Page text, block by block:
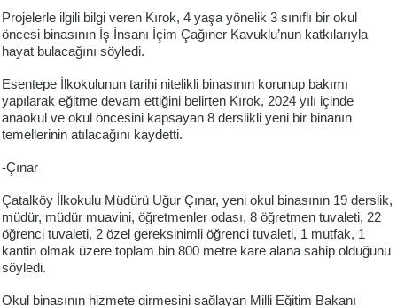
Projelerle ilgili bilgi veren Kırok, 4 yaşa yönelik 3 sınıflı bir okul
öncesi binasının İş İnsanı İçim Çağıner Kavuklu’nun katkılarıyla
hayat bulacağını söyledi.
Esentepe İlkokulunun tarihi nitelikli binasının korunup bakımı
yapılarak eğitme devam ettiğini belirten Kırok, 2024 yılı içinde
anaokul ve okul öncesini kapsayan 8 derslikli yeni bir binanın
temellerinin atılacağını kaydetti.
-Çınar
Çatalköy İlkokulu Müdürü Uğur Çınar, yeni okul binasının 19 derslik,
müdür, müdür muavini, öğretmenler odası, 8 öğretmen tuvaleti, 22
öğrenci tuvaleti, 2 özel gereksinimli öğrenci tuvaleti, 1 mutfak, 1
kantin olmak üzere toplam bin 800 metre kare alana sahip olduğunu
söyledi.
Okul binasının hizmete girmesini sağlayan Milli Eğitim Bakanı